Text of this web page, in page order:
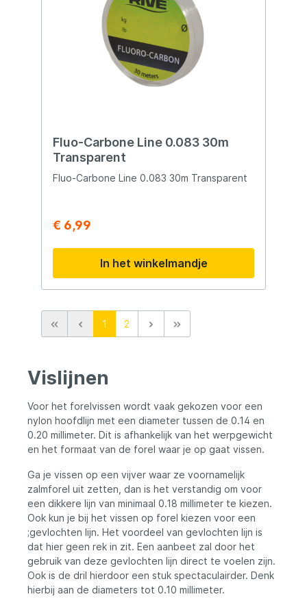
voor verre en accurate worpen- Zeer
slijtvast- Subtiele en unieke kleur
Fluo-Carbone Line 0.083 30m
Transparent
Fluo-Carbone Line 0.083 30m Transparent
€ 6,99
In het winkelmandje
1 2
Vislijnen
Voor het forelvissen wordt vaak gekozen voor een
nylon hoofdlijn met een diameter tussen de 0.14 en
0.20 millimeter. Dit is afhankelijk van het werpgewicht
en het formaat van de forel waar je op gaat vissen.
Ga je vissen op een vijver waar ze voornamelijk
zalmforel uit zetten, dan is het verstandig om voor
een dikkere lijn van minimaal 0.18 millimeter te kiezen.
Ook kun je bij het vissen op forel kiezen voor een
;gevlochten lijn. Het voordeel van gevlochten lijn is
dat hier geen rek in zit. Een aanbeet zal door het
gebruik van deze gevlochten lijn direct te voelen zijn.
Ook is de dril hierdoor een stuk spectaculairder. Denk
hierbij aan de diameters tot 0.10 millimeter.